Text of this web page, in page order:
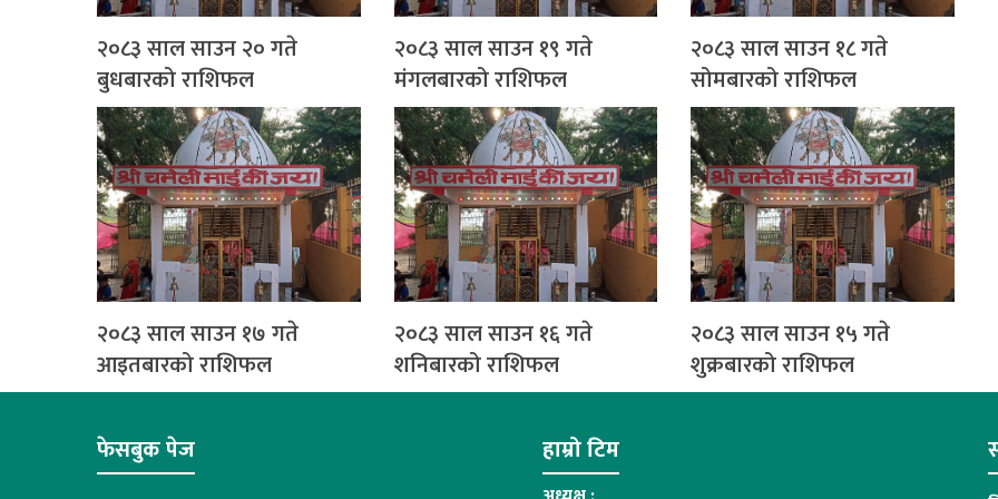
२०८३ साल साउन २० गते
बुधबारको राशिफल
२०८३ साल साउन १९ गते
मंगलबारको राशिफल
२०८३ साल साउन १८ गते
सोमबारको राशिफल
२०८३ साल साउन १७ गते
आइतबारको राशिफल
२०८३ साल साउन १६ गते
शनिबारको राशिफल
२०८३ साल साउन १५ गते
शुक्रबारको राशिफल
फेसबुक पेज हाम्रो टिम